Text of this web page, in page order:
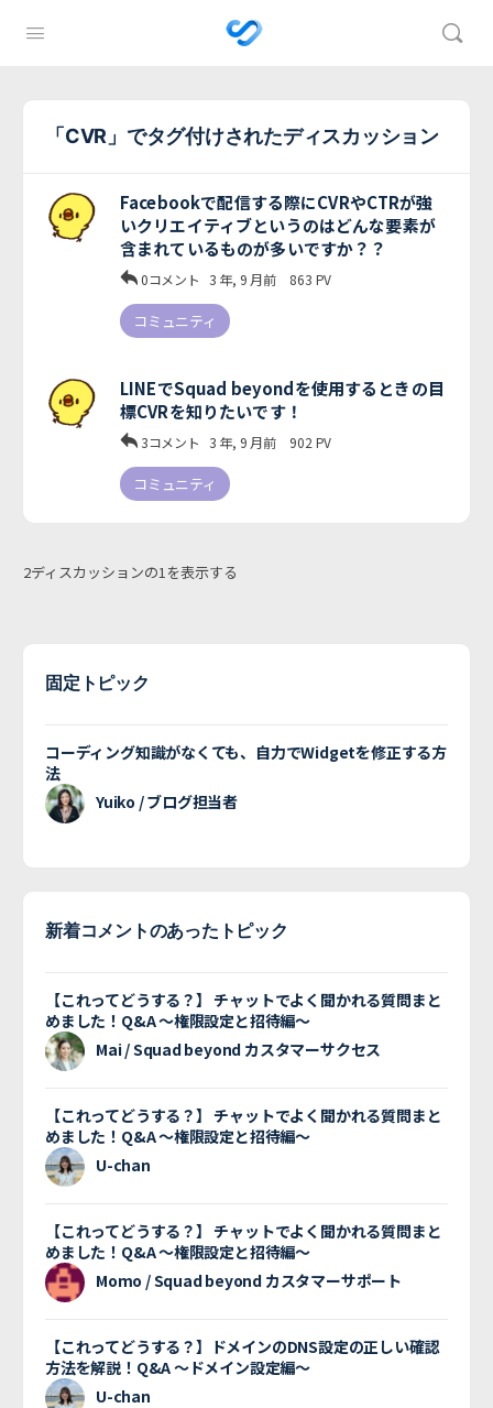
「CVR」でタグ付けされたディスカッション
Facebookで配信する際にCVRやCTRが強
いクリエイティブというのはどんな要素が
含まれているものが多いですか？？
0コメント 3 年, 9 月前 863 PV
コミュニティ
LINEでSquad beyondを使用するときの目
標CVRを知りたいです！
3コメント 3 年, 9 月前 902 PV
コミュニティ
2ディスカッションの1を表示する
固定トピック
コーディング知識がなくても、自力でWidgetを修正する方
法
Yuiko / ブログ担当者
新着コメントのあったトピック
【これってどうする？】 チャットでよく聞かれる質問まと
めました！Q&A 〜権限設定と招待編〜
Mai / Squad beyond カスタマーサクセス
【これってどうする？】 チャットでよく聞かれる質問まと
めました！Q&A 〜権限設定と招待編〜
U-chan
【これってどうする？】 チャットでよく聞かれる質問まと
めました！Q&A 〜権限設定と招待編〜
Momo / Squad beyond カスタマーサポート
【これってどうする？】ドメインのDNS設定の正しい確認
方法を解説！Q&A 〜ドメイン設定編〜
U-chan